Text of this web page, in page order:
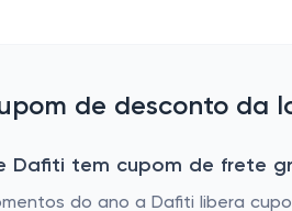
de desconto da
Dafiti tem cupom de frete
do ano a Dafiti libera